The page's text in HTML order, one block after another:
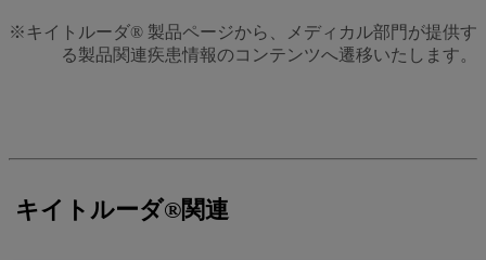
※キイトルーダ® 製品ページから、メディカル部門が提供す
る製品関連疾患情報のコンテンツへ遷移いたします。
キイトルーダ®関連